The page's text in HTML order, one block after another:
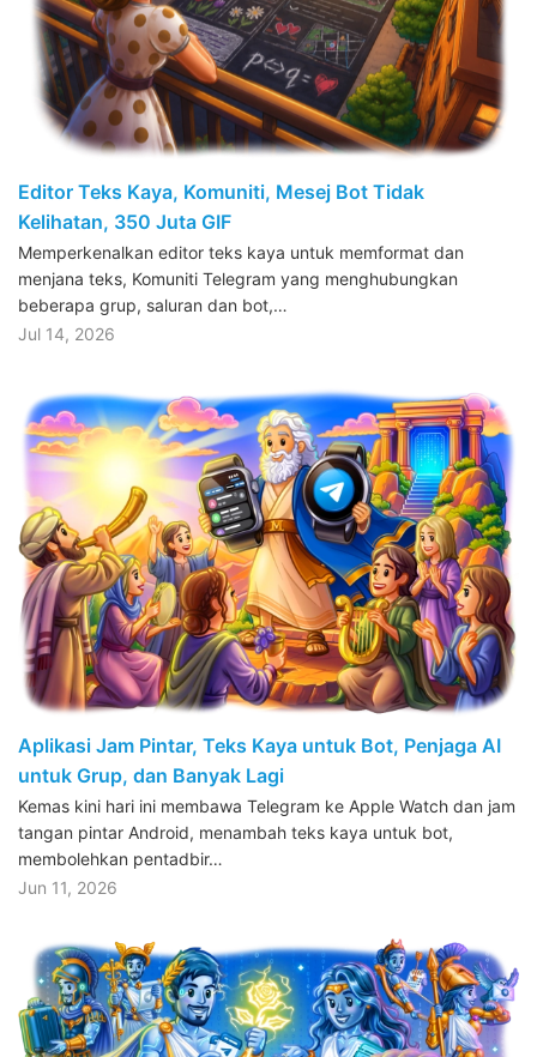
Editor Teks Kaya, Komuniti, Mesej Bot Tidak
Kelihatan, 350 Juta GIF
Memperkenalkan editor teks kaya untuk memformat dan
menjana teks, Komuniti Telegram yang menghubungkan
beberapa grup, saluran dan bot,…
Jul 14, 2026
Aplikasi Jam Pintar, Teks Kaya untuk Bot, Penjaga AI
untuk Grup, dan Banyak Lagi
Kemas kini hari ini membawa Telegram ke Apple Watch dan jam
tangan pintar Android, menambah teks kaya untuk bot,
membolehkan pentadbir…
Jun 11, 2026